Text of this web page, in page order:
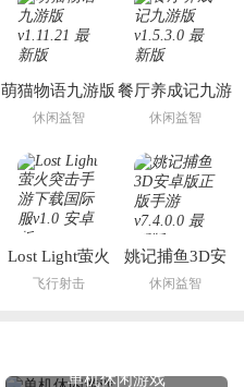
萌猫物语九游版
休闲益智
餐厅养成记九游
版
休闲益智
Lost Light萤火
突击手游下载国
飞行射击
姚记捕鱼3D安
卓版正版手游
休闲益智
单机休闲游戏